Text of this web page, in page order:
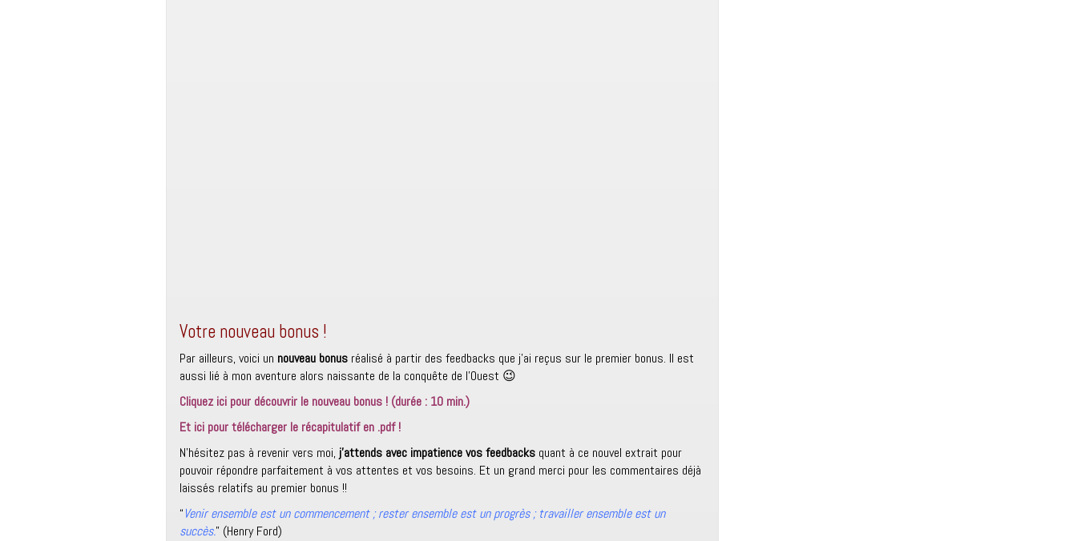
Votre nouveau bonus !
Par ailleurs, voici un nouveau bonus réalisé à partir des feedbacks que j’ai reçus sur le premier bonus. Il est
aussi lié à mon aventure alors naissante de la conquête de l’Ouest 😉
Cliquez ici pour découvrir le nouveau bonus ! (durée : 10 min.)
Et ici pour télécharger le récapitulatif en .pdf !
N’hésitez pas à revenir vers moi, j’attends avec impatience vos feedbacks quant à ce nouvel extrait pour
pouvoir répondre parfaitement à vos attentes et vos besoins. Et un grand merci pour les commentaires déjà
laissés relatifs au premier bonus !!
“Venir ensemble est un commencement ; rester ensemble est un progrès ; travailler ensemble est un
succès.” (Henry Ford)